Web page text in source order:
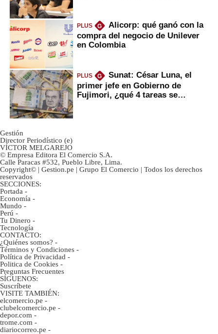
PLUS G
Alicorp: qué ganó con la
compra del negocio de Unilever
en Colombia
PLUS G
Sunat: César Luna, el
primer jefe en Gobierno de
Fujimori, ¿qué 4 tareas se
Gestión
Director Periodístico (e)
VÍCTOR MELGAREJO
© Empresa Editora El Comercio S.A.
Calle Paracas #532, Pueblo Libre, Lima.
Copyright© | Gestion.pe | Grupo El Comercio | Todos los derechos
reservados
SECCIONES:
Portada -
Economía -
Mundo -
Perú -
Tu Dinero -
Tecnología
CONTACTO:
¿Quiénes somos? -
Términos y Condiciones -
Política de Privacidad -
Politica de Cookies -
Preguntas Frecuentes
SÍGUENOS:
Suscríbete
VISITE TAMBIÉN:
elcomercio.pe -
clubelcomercio.pe -
depor.com -
trome.com -
diariocorreo.pe -